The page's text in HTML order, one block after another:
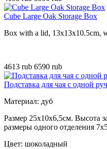
Cube Large Oak Storage Box
Box with a lid, 13x13x10.5cm,
4613 rub 6590 rub
Подставка для чая с одной
Материал: дуб
Размер 25х10х6,5см. Высота
размеры одного отделения
Цвет: шоколадный